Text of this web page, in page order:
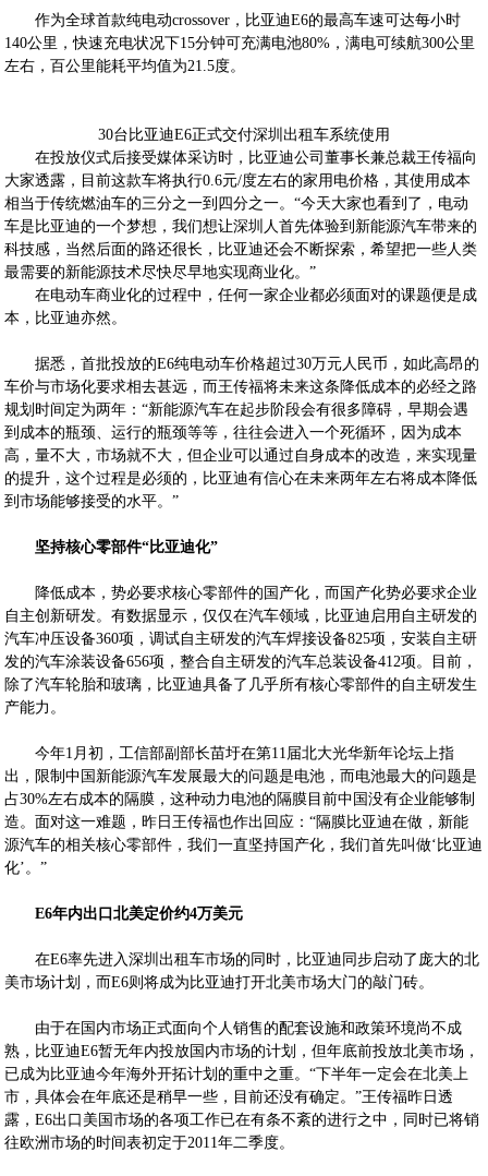
作为全球首款纯电动crossover，比亚迪E6的最高车速可达每小时
140公里，快速充电状况下15分钟可充满电池80%，满电可续航300公里
左右，百公里能耗平均值为21.5度。
30台比亚迪E6正式交付深圳出租车系统使用
在投放仪式后接受媒体采访时，比亚迪公司董事长兼总裁王传福向
大家透露，目前这款车将执行0.6元/度左右的家用电价格，其使用成本
相当于传统燃油车的三分之一到四分之一。“今天大家也看到了，电动
车是比亚迪的一个梦想，我们想让深圳人首先体验到新能源汽车带来的
科技感，当然后面的路还很长，比亚迪还会不断探索，希望把一些人类
最需要的新能源技术尽快尽早地实现商业化。”
在电动车商业化的过程中，任何一家企业都必须面对的课题便是成
本，比亚迪亦然。
据悉，首批投放的E6纯电动车价格超过30万元人民币，如此高昂的
车价与市场化要求相去甚远，而王传福将未来这条降低成本的必经之路
规划时间定为两年：“新能源汽车在起步阶段会有很多障碍，早期会遇
到成本的瓶颈、运行的瓶颈等等，往往会进入一个死循环，因为成本
高，量不大，市场就不大，但企业可以通过自身成本的改造，来实现量
的提升，这个过程是必须的，比亚迪有信心在未来两年左右将成本降低
到市场能够接受的水平。”
坚持核心零部件“比亚迪化”
降低成本，势必要求核心零部件的国产化，而国产化势必要求企业
自主创新研发。有数据显示，仅仅在汽车领域，比亚迪启用自主研发的
汽车冲压设备360项，调试自主研发的汽车焊接设备825项，安装自主研
发的汽车涂装设备656项，整合自主研发的汽车总装设备412项。目前，
除了汽车轮胎和玻璃，比亚迪具备了几乎所有核心零部件的自主研发生
产能力。
今年1月初，工信部副部长苗圩在第11届北大光华新年论坛上指
出，限制中国新能源汽车发展最大的问题是电池，而电池最大的问题是
占30%左右成本的隔膜，这种动力电池的隔膜目前中国没有企业能够制
造。面对这一难题，昨日王传福也作出回应：“隔膜比亚迪在做，新能
源汽车的相关核心零部件，我们一直坚持国产化，我们首先叫做‘比亚迪
化’。”
E6年内出口北美定价约4万美元
在E6率先进入深圳出租车市场的同时，比亚迪同步启动了庞大的北
美市场计划，而E6则将成为比亚迪打开北美市场大门的敲门砖。
由于在国内市场正式面向个人销售的配套设施和政策环境尚不成
熟，比亚迪E6暂无年内投放国内市场的计划，但年底前投放北美市场，
已成为比亚迪今年海外开拓计划的重中之重。“下半年一定会在北美上
市，具体会在年底还是稍早一些，目前还没有确定。”王传福昨日透
露，E6出口美国市场的各项工作已在有条不紊的进行之中，同时已将销
往欧洲市场的时间表初定于2011年二季度。